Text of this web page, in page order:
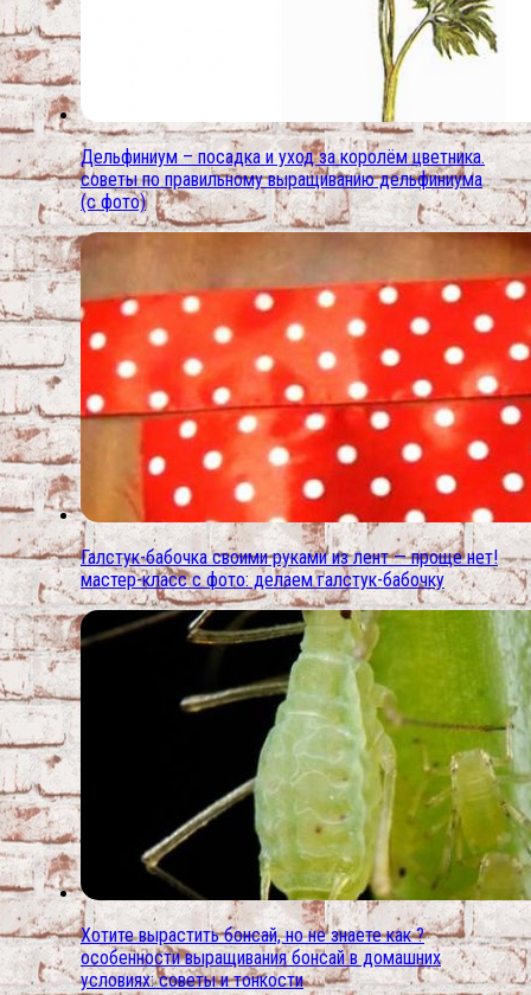
Дельфиниум – посадка и уход за королём цветника.
советы по правильному выращиванию дельфиниума
(с фото)
Галстук-бабочка своими руками из лент — проще нет!
мастер-класс с фото: делаем галстук-бабочку
Хотите вырастить бонсай, но не знаете как ?
особенности выращивания бонсай в домашних
условиях: советы и тонкости